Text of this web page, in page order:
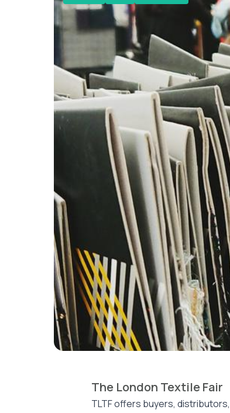
The London Textile Fair
TLTF offers buyers,